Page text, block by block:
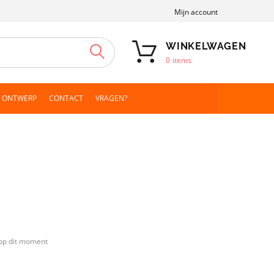
Mijn account
ZOEKEN WINKELWAGEN
0 items
CONTACT VRAGEN?
dit moment